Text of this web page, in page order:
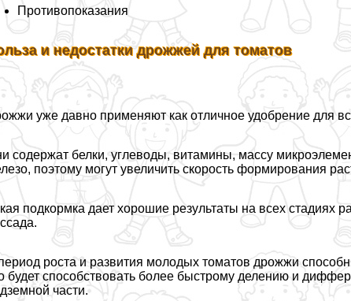
Противопоказания
и недостатки дрожжей для томатов
уже давно применяют как отличное удобрение для
содержат белки, углеводы, витамины, массу
поэтому могут увеличить скорость формирования
подкормка дает хорошие результаты на всех стадиях
роста и развития молодых томатов дрожжи
будет способствовать более быстрому делению и
части.